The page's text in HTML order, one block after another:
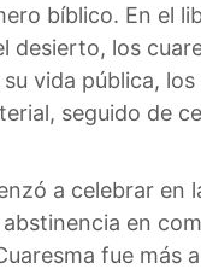
bíblico. En el
desierto, los
vida pública,
seguido de
a celebrar
en
fue